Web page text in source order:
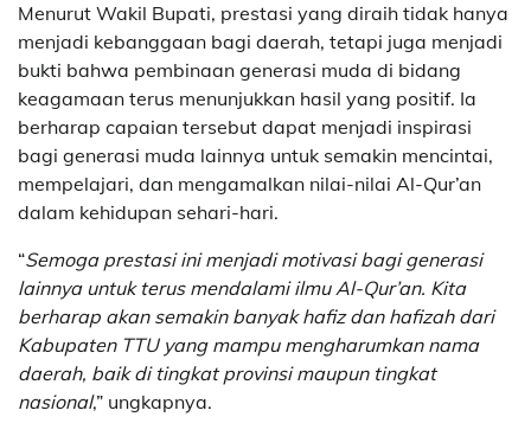
Menurut Wakil Bupati, prestasi yang diraih tidak hanya
menjadi kebanggaan bagi daerah, tetapi juga menjadi
bukti bahwa pembinaan generasi muda di bidang
keagamaan terus menunjukkan hasil yang positif. Ia
berharap capaian tersebut dapat menjadi inspirasi
bagi generasi muda lainnya untuk semakin mencintai,
mempelajari, dan mengamalkan nilai-nilai Al-Qur’an
dalam kehidupan sehari-hari.
“Semoga prestasi ini menjadi motivasi bagi generasi
lainnya untuk terus mendalami ilmu Al-Qur’an. Kita
berharap akan semakin banyak hafiz dan hafizah dari
Kabupaten TTU yang mampu mengharumkan nama
daerah, baik di tingkat provinsi maupun tingkat
nasional,” ungkapnya.